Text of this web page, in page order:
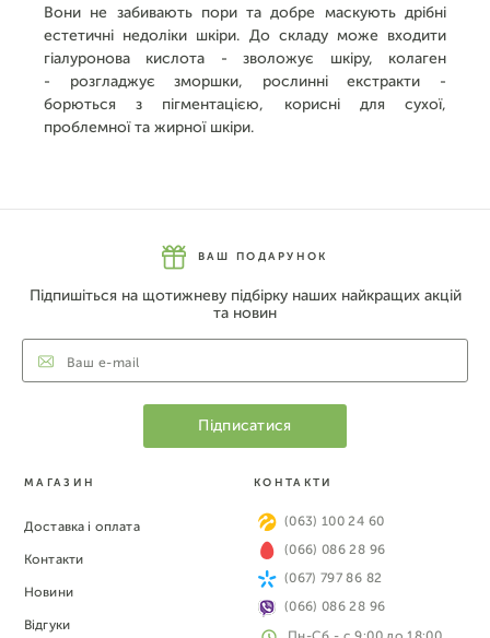
Вони не забивають пори та добре маскують дрібні
естетичні недоліки шкіри. До складу може входити
гіалуронова кислота - зволожує шкіру, колаген
- розгладжує зморшки, рослинні екстракти -
борються з пігментацією, корисні для сухої,
проблемної та жирної шкіри.
ВАШ ПОДАРУНОК
Підпишіться на щотижневу підбірку наших найкращих акцій
та новин
МАГАЗИН
Доставка і оплата
Контакти
Новини
Відгуки
КОНТАКТИ
(063) 100 24 60
(066) 086 28 96
(067) 797 86 82
(066) 086 28 96